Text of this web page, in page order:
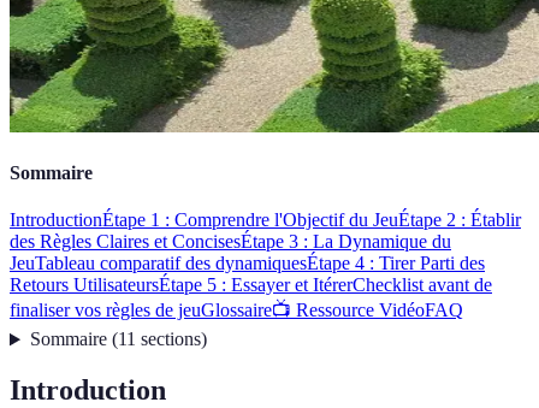
Sommaire
IntroductionÉtape 1 : Comprendre l'Objectif du JeuÉtape 2 : Établir
des Règles Claires et ConcisesÉtape 3 : La Dynamique du
JeuTableau comparatif des dynamiquesÉtape 4 : Tirer Parti des
Retours UtilisateursÉtape 5 : Essayer et ItérerChecklist avant de
finaliser vos règles de jeuGlossaire📺 Ressource VidéoFAQ
Sommaire(11 sections)
Introduction